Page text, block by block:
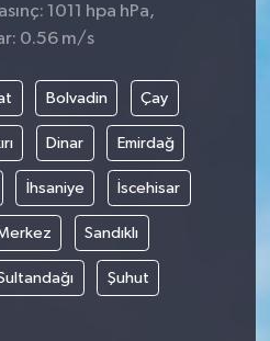
1011 hpa hPa,
0.56 m/s
Bolvadin Çay
Dinar Emirdağ
İhsaniye İscehisar
Sandıklı
Şuhut